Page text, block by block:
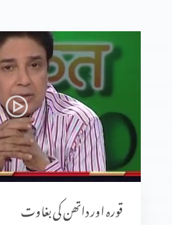
داؤد ساؤل سی فرار ہوتا ہے۔
ساؤل کی وفات
داؤد یروشلم میں
قورہ اور داتھن کی بغاوت